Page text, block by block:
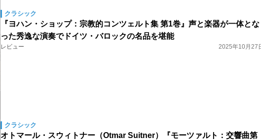
クラシック
『ヨハン・ショップ：宗教的コンツェルト集 第1巻』声と楽器が一体とな
った秀逸な演奏でドイツ・バロックの名品を堪能
レビュー 2025年10月27
クラシック
オトマール・スウィトナー（Otmar Suitner）『モーツァルト：交響曲第